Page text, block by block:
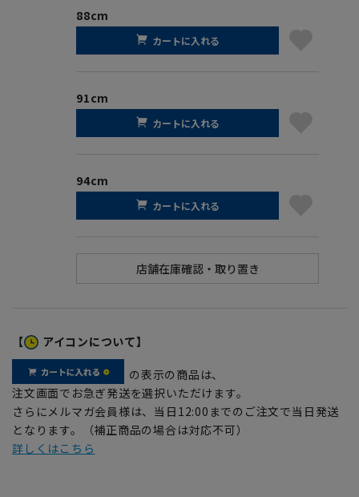
88cm
カートに入れる
91cm
カートに入れる
94cm
カートに入れる
【 アイコンについて】
の表示の商品は、
注文画面でお急ぎ発送を選択いただけます。
さらにメルマガ会員様は、当日12:00までのご注文で当日発送
となります。（補正商品の場合は対応不可）
詳しくはこちら